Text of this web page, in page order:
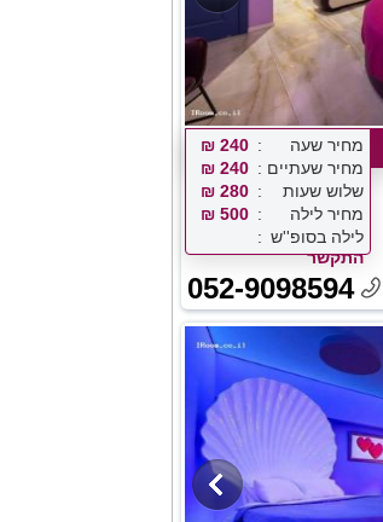
מחיר שעה
240 ₪
מחיר שעתיים
240 ₪
שלוש שעות
280 ₪
מחיר לילה
500 ₪
לילה בסופ''ש
התקשר
052-9098594